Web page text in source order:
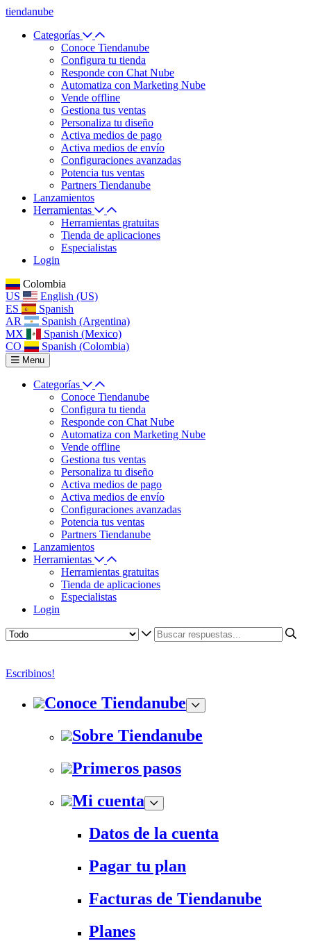
tiendanube
Categorías
Conoce Tiendanube
Configura tu tienda
Responde con Chat Nube
Automatiza con Marketing Nube
Vende offline
Gestiona tus ventas
Personaliza tu diseño
Activa medios de pago
Activa medios de envío
Configuraciones avanzadas
Potencia tus ventas
Partners Tiendanube
Lanzamientos
Herramientas
Herramientas gratuitas
Tienda de aplicaciones
Especialistas
Login
Colombia
US
English (US)
ES
Spanish
AR
Spanish (Argentina)
MX
Spanish (Mexico)
CO
Spanish (Colombia)
Menu
Categorías
Conoce Tiendanube
Configura tu tienda
Responde con Chat Nube
Automatiza con Marketing Nube
Vende offline
Gestiona tus ventas
Personaliza tu diseño
Activa medios de pago
Activa medios de envío
Configuraciones avanzadas
Potencia tus ventas
Partners Tiendanube
Lanzamientos
Herramientas
Herramientas gratuitas
Tienda de aplicaciones
Especialistas
Login
Escribinos!
Conoce Tiendanube
Sobre Tiendanube
Primeros pasos
Mi cuenta
Datos de la cuenta
Pagar tu plan
Facturas de Tiendanube
Planes